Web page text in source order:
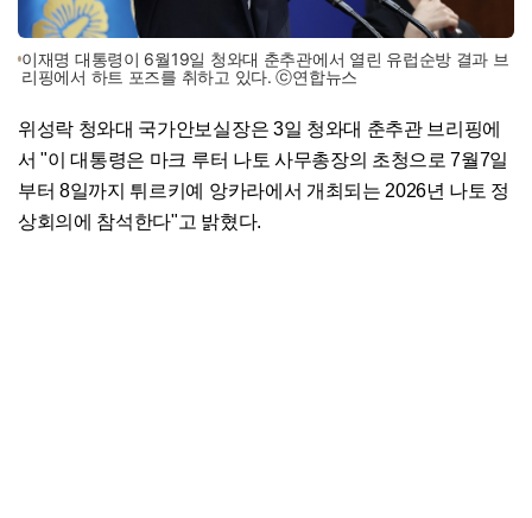
이재명 대통령이 6월19일 청와대 춘추관에서 열린 유럽순방 결과 브
리핑에서 하트 포즈를 취하고 있다. ⓒ연합뉴스
위성락 청와대 국가안보실장은 3일 청와대 춘추관 브리핑에
서 "이 대통령은 마크 루터 나토 사무총장의 초청으로 7월7일
부터 8일까지 튀르키예 앙카라에서 개최되는 2026년 나토 정
상회의에 참석한다"고 밝혔다.